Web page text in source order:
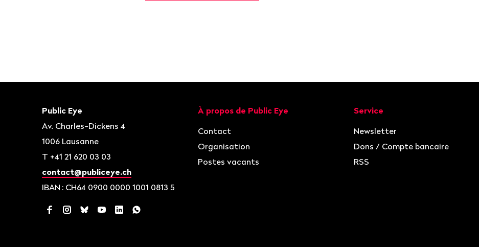
Contact
Public Eye
Av. Charles-Dickens 4
1006 Lausanne
T +41 21 620 03 03
contact@publiceye.ch
IBAN : CH64 0900 0000 1001 0813 5
FacebookInstagram
BlueskyYouTubeLinkedInWhatsApp
Navigation
À propos de Public Eye
Contact
Organisation
Postes vacants
Service
Newsletter
Dons / Compte bancaire
RSS